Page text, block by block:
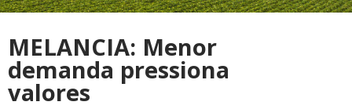
MELANCIA: Menor
demanda pressiona
valores